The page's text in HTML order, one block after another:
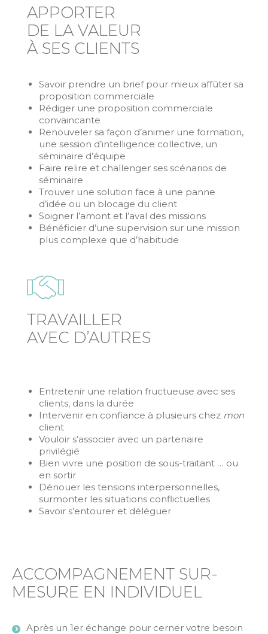
APPORTER
DE LA VALEUR
À SES CLIENTS
Savoir prendre un brief pour mieux affûter sa
proposition commerciale
Rédiger une proposition commerciale
convaincante
Renouveler sa façon d’animer une formation,
une session d’intelligence collective, un
séminaire d’équipe
Faire relire et challenger ses scénarios de
séminaire
Trouver une solution face à une panne
d’idée ou un blocage du client
Soigner l’amont et l’aval des missions
Bénéficier d’une supervision sur une mission
plus complexe que d’habitude
TRAVAILLER
AVEC D’AUTRES
Entretenir une relation fructueuse avec ses
clients, dans la durée
Intervenir en confiance à plusieurs chez mon
client
Vouloir s’associer avec un partenaire
privilégié
Bien vivre une position de sous-traitant … ou
en sortir
Dénouer les tensions interpersonnelles,
surmonter les situations conflictuelles
Savoir s’entourer et déléguer
ACCOMPAGNEMENT SUR-
MESURE EN INDIVIDUEL
Après un 1er échange pour cerner votre besoin